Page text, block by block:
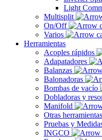
Light
Multisplit
On/Off
Varios
Herramientas
Acoples rápidos
Adapatadores
Balanzas
Balonadoras
Bombas de vacío
Dobladoras y
Manifold
Otras herramientas
Pruebas y
INGCO